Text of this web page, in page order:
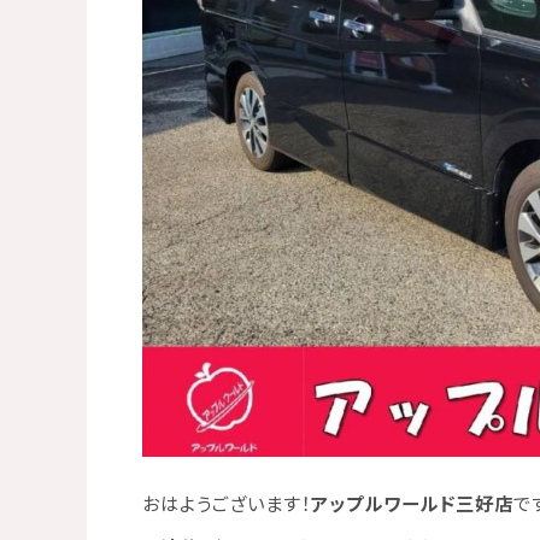
おはようございます！アップルワールド三好店で